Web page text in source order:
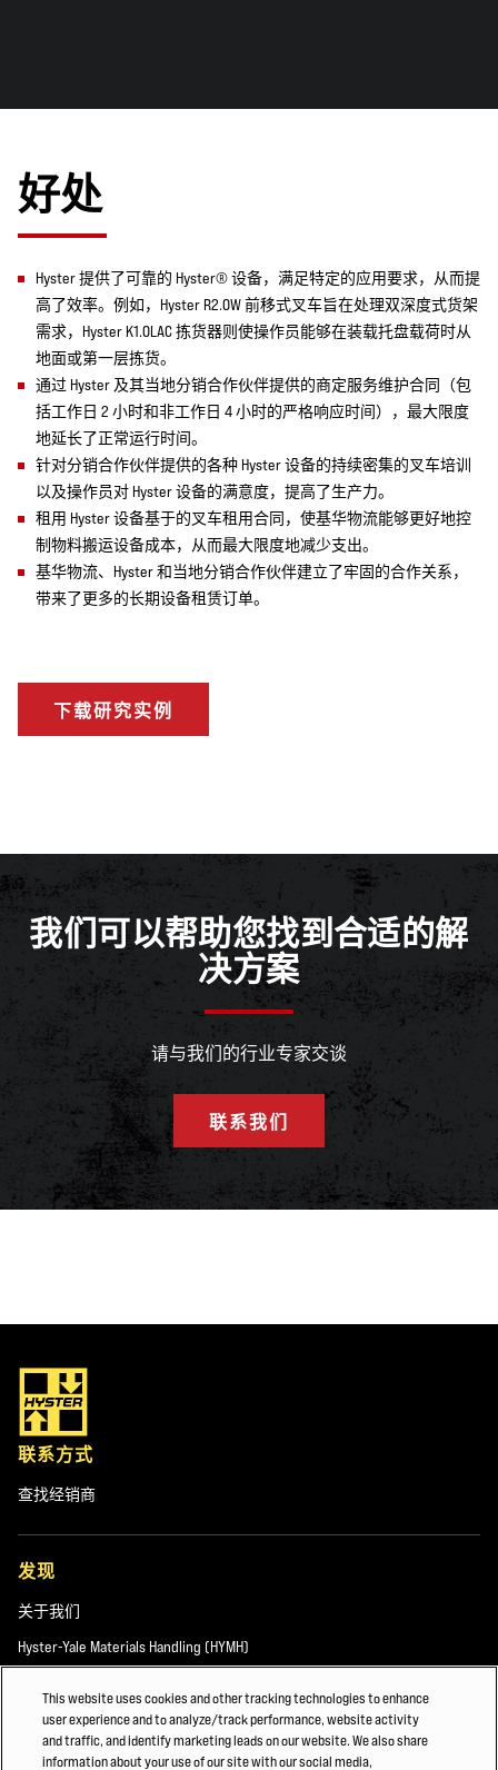
好处
Hyster 提供了可靠的 Hyster® 设备，满足特定的应用要求，从而提
高了效率。例如，Hyster R2.0W 前移式叉车旨在处理双深度式货架
需求，Hyster K1.0LAC 拣货器则使操作员能够在装载托盘载荷时从
地面或第一层拣货。
通过 Hyster 及其当地分销合作伙伴提供的商定服务维护合同（包
括工作日 2 小时和非工作日 4 小时的严格响应时间），最大限度
地延长了正常运行时间。
针对分销合作伙伴提供的各种 Hyster 设备的持续密集的叉车培训
以及操作员对 Hyster 设备的满意度，提高了生产力。
租用 Hyster 设备基于的叉车租用合同，使基华物流能够更好地控
制物料搬运设备成本，从而最大限度地减少支出。
基华物流、Hyster 和当地分销合作伙伴建立了牢固的合作关系，
带来了更多的长期设备租赁订单。
下载研究实例
我们可以帮助您找到合适的解
决方案
请与我们的行业专家交谈
联系我们
联系方式
查找经销商
发现
关于我们
Hyster-Yale Materials Handling (HYMH)
职业发展
职业发展
This website uses cookies and other tracking technologies to enhance
user experience and to analyze/track performance, website activity
and traffic, and identify marketing leads on our website. We also share
information about your use of our site with our social media,